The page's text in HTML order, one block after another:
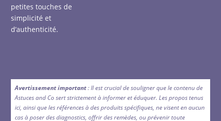
petites touches de
simplicité et
d’authenticité.
Avertissement important: Il est crucial de souligner que le contenu de
Astuces and Co sert strictement à informer et éduquer. Les propos tenus
ici, ainsi que les références à des produits spécifiques, ne visent en aucun
cas à poser des diagnostics, offrir des remèdes, ou prévenir toute